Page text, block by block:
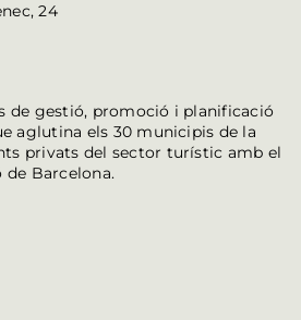
24
de gestió, promoció i planificació
aglutina els 30 municipis de la
privats del sector turístic amb el
Barcelona.